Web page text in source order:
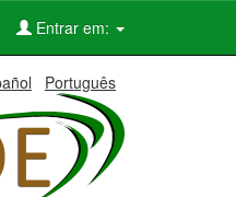
Entrar em:
Português